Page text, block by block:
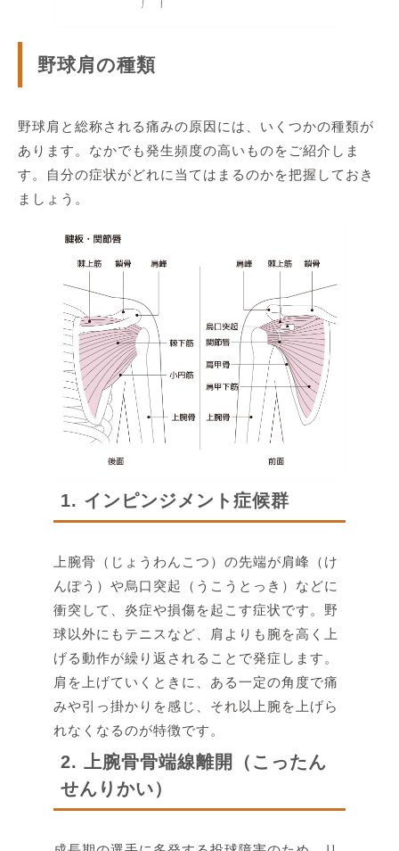
野球肩の種類
野球肩と総称される痛みの原因には、いくつかの種類が
あります。なかでも発生頻度の高いものをご紹介しま
す。自分の症状がどれに当てはまるのかを把握しておき
ましょう。
1. インピンジメント症候群
上腕骨（じょうわんこつ）の先端が肩峰（け
んぽう）や烏口突起（うこうとっき）などに
衝突して、炎症や損傷を起こす症状です。野
球以外にもテニスなど、肩よりも腕を高く上
げる動作が繰り返されることで発症します。
肩を上げていくときに、ある一定の角度で痛
みや引っ掛かりを感じ、それ以上腕を上げら
れなくなるのが特徴です。
2. 上腕骨骨端線離開（こったん
せんりかい）